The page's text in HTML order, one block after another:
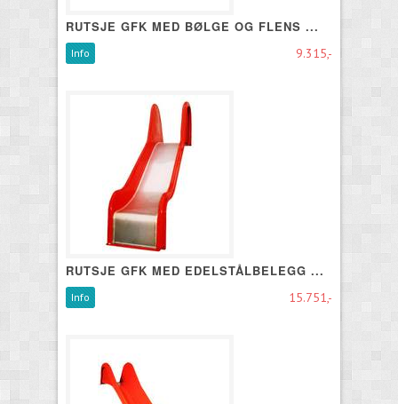
RUTSJE GFK MED BØLGE OG FLENS ...
9.315,-
Info
RUTSJE GFK MED EDELSTÅLBELEGG ...
15.751,-
Info